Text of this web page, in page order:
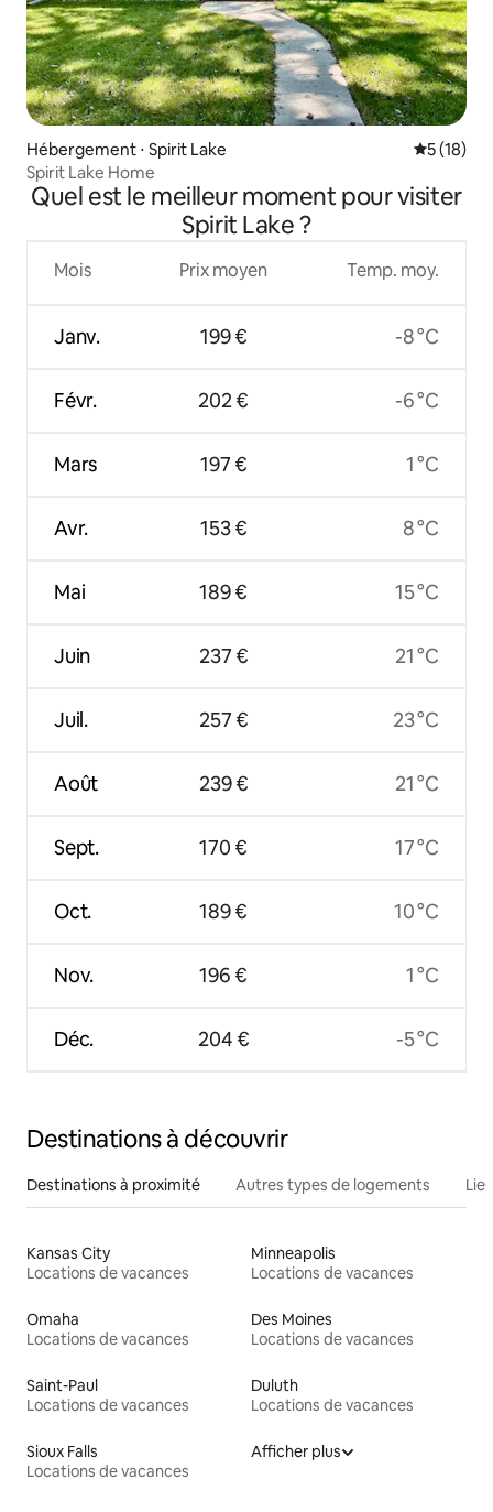
Hébergement ⋅ Spirit Lake
5 (18)
Spirit Lake Home
Quel est le meilleur moment pour visiter
Spirit Lake ?
Mois
Janv.
Févr.
Mars
Avr.
Mai
Juin
Juil.
Août
Sept.
Oct.
Nov.
Déc.
Prix moyen
199 €
202 €
197 €
153 €
189 €
237 €
257 €
239 €
170 €
189 €
196 €
204 €
Temp. moy.
-8 °C
-6 °C
1 °C
8 °C
15 °C
21 °C
23 °C
21 °C
17 °C
10 °C
1 °C
-5 °C
Destinations à découvrir
Destinations à proximité Autres types de logements
Kansas City
Locations de vacances
Minneapolis
Locations de vacances
Omaha
Locations de vacances
Des Moines
Locations de vacances
Saint-Paul
Locations de vacances
Duluth
Locations de vacances
Sioux Falls
Locations de vacances
Afficher plus